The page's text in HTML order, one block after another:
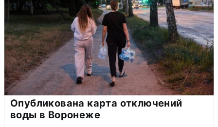
Опубликована карта отключений
воды в Воронеже